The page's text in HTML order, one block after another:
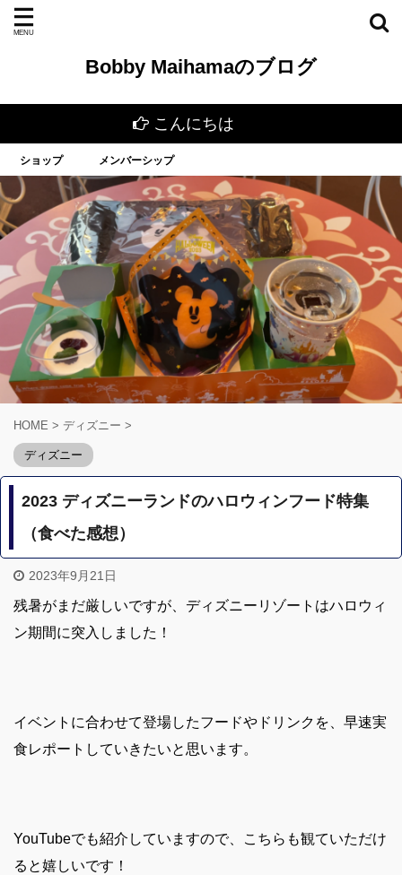
Bobby Maihamaのブログ
こんにちは
ショップ メンバーシップ
HOME > ディズニー >
ディズニー
2023 ディズニーランドのハロウィンフード特集
（食べた感想）
2023年9月21日
残暑がまだ厳しいですが、ディズニーリゾートはハロウィ
ン期間に突入しました！
イベントに合わせて登場したフードやドリンクを、早速実
食レポートしていきたいと思います。
YouTubeでも紹介していますので、こちらも観ていただけ
ると嬉しいです！